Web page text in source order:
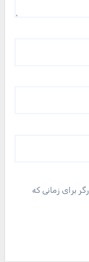
برای زمانی که